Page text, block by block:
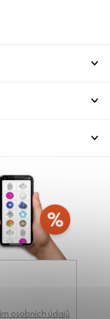
osobních údajů